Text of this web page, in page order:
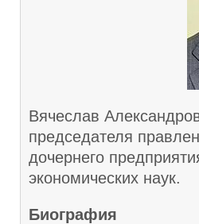
Вячеслав
председателя
дочернего
экономических наук.
Биография